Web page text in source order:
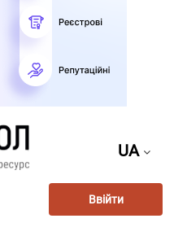
UA
Ввійти